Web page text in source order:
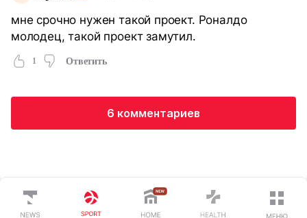
мне срочно нужен такой проект. Роналдо
молодец, такой проект замутил.
1 Ответить
6 комментариев